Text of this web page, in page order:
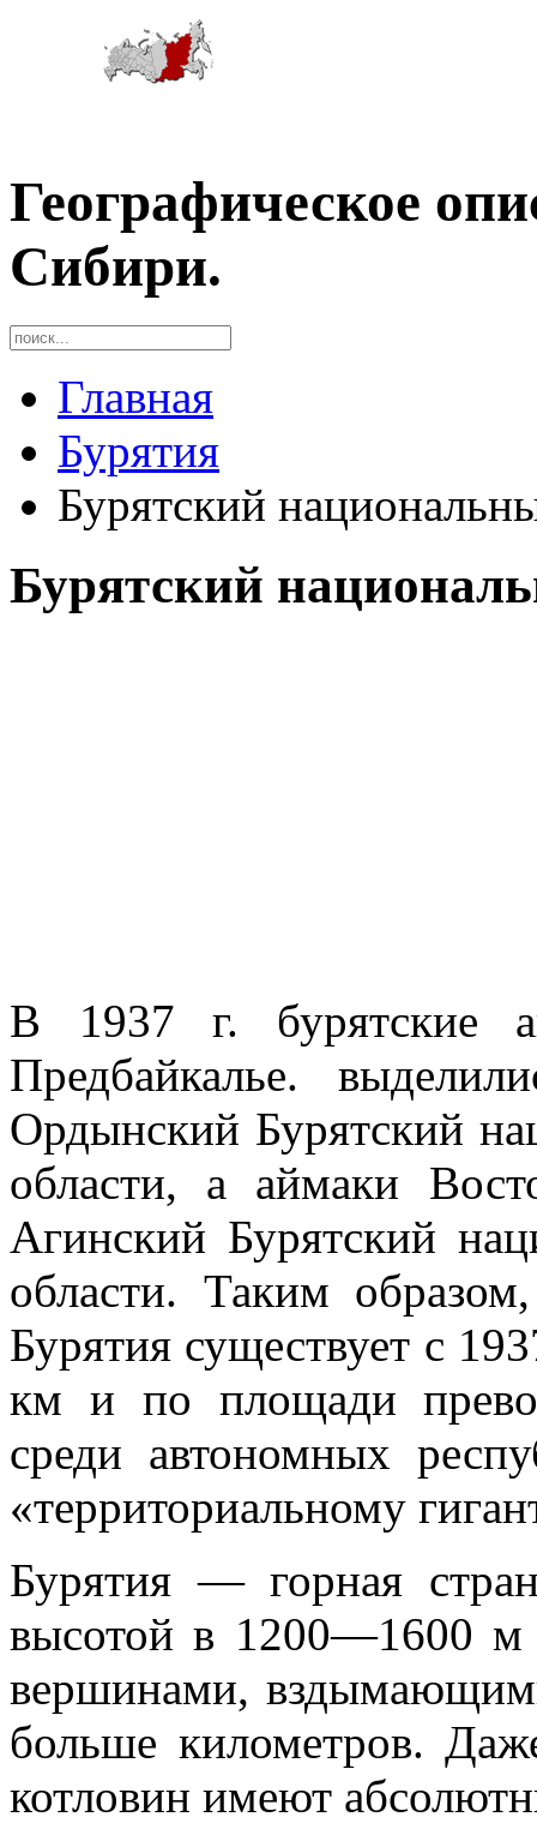
Географическое
Сибири.
Главная
Бурятия
Бурятский
Бурятский
В 1937 г. бурятские
Предбайкалье.
Ордынский Бурят­ский
об­ласти, а аймаки
Агинский Бурятский
области. Та­ким
Бурятия существует с
км и по пло­щади
среди автономных
«террито­риальному
Бурятия — горная
высотой в 1200—1600 м
вершинами,
больше километров.
котловин имеют